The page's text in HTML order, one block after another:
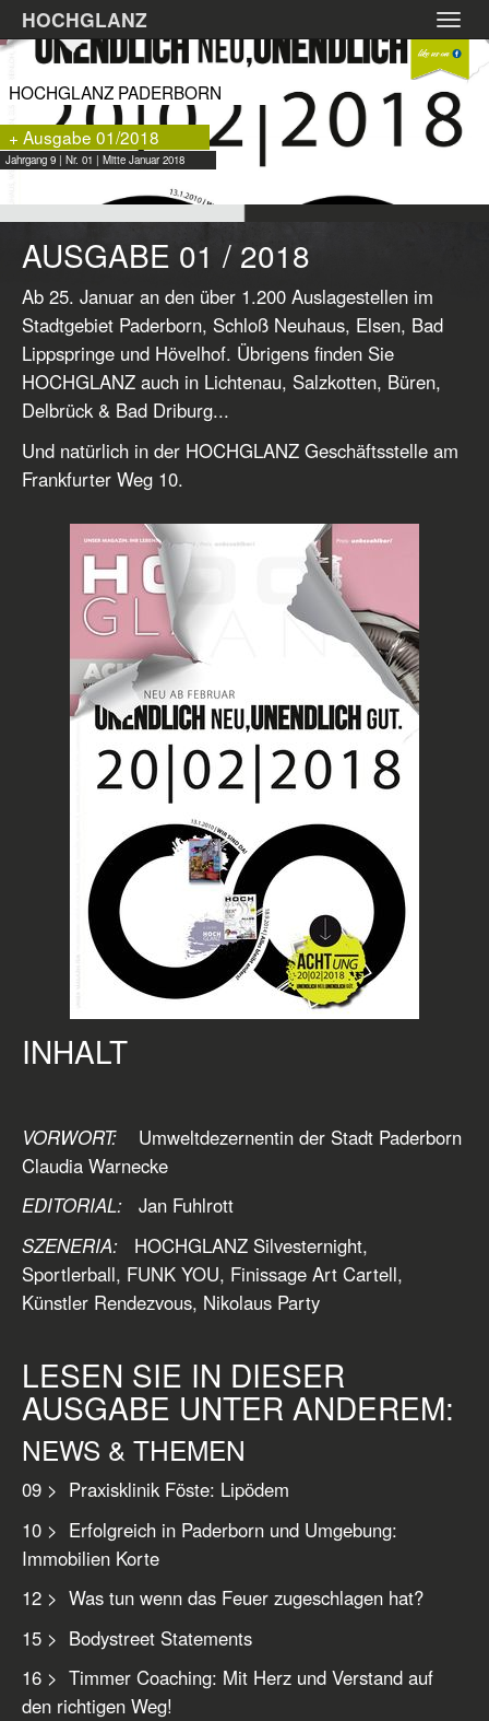
Zum
Hauptinhalt
springen
HOCHGLANZ
HOCHGLANZ PADERBORN
+ Ausgabe 01/2018
Jahrgang 9 | Nr. 01 | Mitte Januar 2018
AUSGABE 01 / 2018
Ab 25. Januar an den über 1.200 Auslagestellen im
Stadtgebiet Paderborn, Schloß Neuhaus, Elsen, Bad
Lippspringe und Hövelhof. Übrigens finden Sie
HOCHGLANZ auch in Lichtenau, Salzkotten, Büren,
Delbrück & Bad Driburg...
Und natürlich in der HOCHGLANZ Geschäftsstelle am
Frankfurter Weg 10.
INHALT
VORWORT:
Umweltdezernentin der Stadt Paderborn
Claudia Warnecke
EDITORIAL: Jan Fuhlrott
SZENERIA: HOCHGLANZ Silvesternight,
Sportlerball, FUNK YOU, Finissage Art Cartell,
Künstler Rendezvous, Nikolaus Party
LESEN SIE IN DIESER
AUSGABE UNTER ANDEREM:
NEWS & THEMEN
09 > Praxisklinik Föste: Lipödem
10 > Erfolgreich in Paderborn und Umgebung:
Immobilien Korte
12 > Was tun wenn das Feuer zugeschlagen hat?
15 > Bodystreet Statements
16 > Timmer Coaching: Mit Herz und Verstand auf
den richtigen Weg!